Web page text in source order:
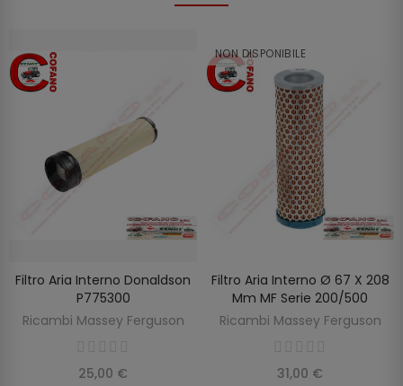
AGGIUNGI AL CARRELLO
Filtro Aria Interno Donaldson
P775300
Ricambi Massey Ferguson
25,00 €
NON DISPONIBILE
SCOPRIRE
Filtro Aria Interno Ø 67 X 208
Mm MF Serie 200/500
Ricambi Massey Ferguson
31,00 €